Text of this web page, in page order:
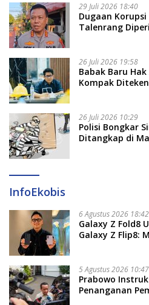
29 Juli 2026 18:40
Dugaan
Talenrang
26 Juli 2026 19:58
​Babak Baru
Kompak
26 Juli 2026 10:29
Polisi Bongkar
Ditangkap di
InfoEkobis
6 Agustus 2026 18:42
Galaxy Z Fold8
Galaxy Z Flip8:
5 Agustus 2026 10:47
Prabowo
Penanganan